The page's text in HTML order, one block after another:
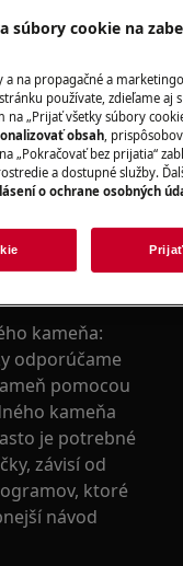
oblastiach
z mnohých
sa obráťte na
technické
nižšie
od relatívnej
kameňa:
odporúčame
pomocou
kameňa
je potrebné
závisí od
ktoré
návod
súbory cookie na
a na propagačné a
používate, zdieľame aj
„Prijať všetky súbory
obsah,
„Pokračovať bez prijatia“
a dostupné služby.
o ochrane osobných